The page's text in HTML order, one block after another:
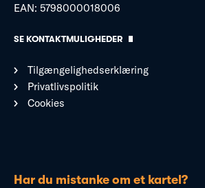
EAN: 5798000018006
SE KONTAKTMULIGHEDER
Tilgængelighedserklæring
Privatlivspolitik
Cookies
Har du mistanke om et kartel?